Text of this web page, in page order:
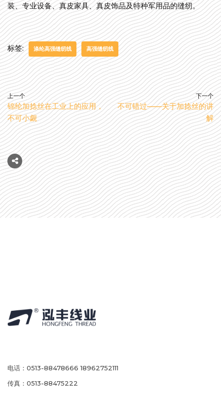
装、专业设备、真皮家具、真皮饰品及特种军用品的缝纫。
标签: 涤纶高强缝纫线 高强缝纫线
上一个
锦纶加捻丝在工业上的应用，
不可小觑
下一个
不可错过——关于加捻丝的讲
解
电话：0513-88478666 18962752111
传真：0513-88475222